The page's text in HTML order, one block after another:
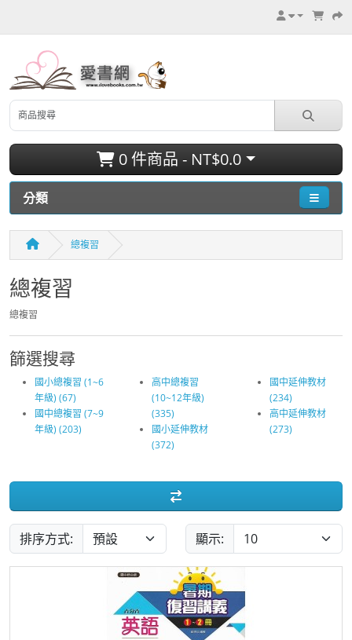
0 件商品 - NT$0.0
分類
總複習
總複習
總複習
篩選搜尋
國小總複習 (1~6
年級) (67)
國中總複習 (7~9
年級) (203)
高中總複習
(10~12年級)
(335)
國小延伸教材
(372)
國中延伸教材
(234)
高中延伸教材
(273)
排序方式: 顯示: